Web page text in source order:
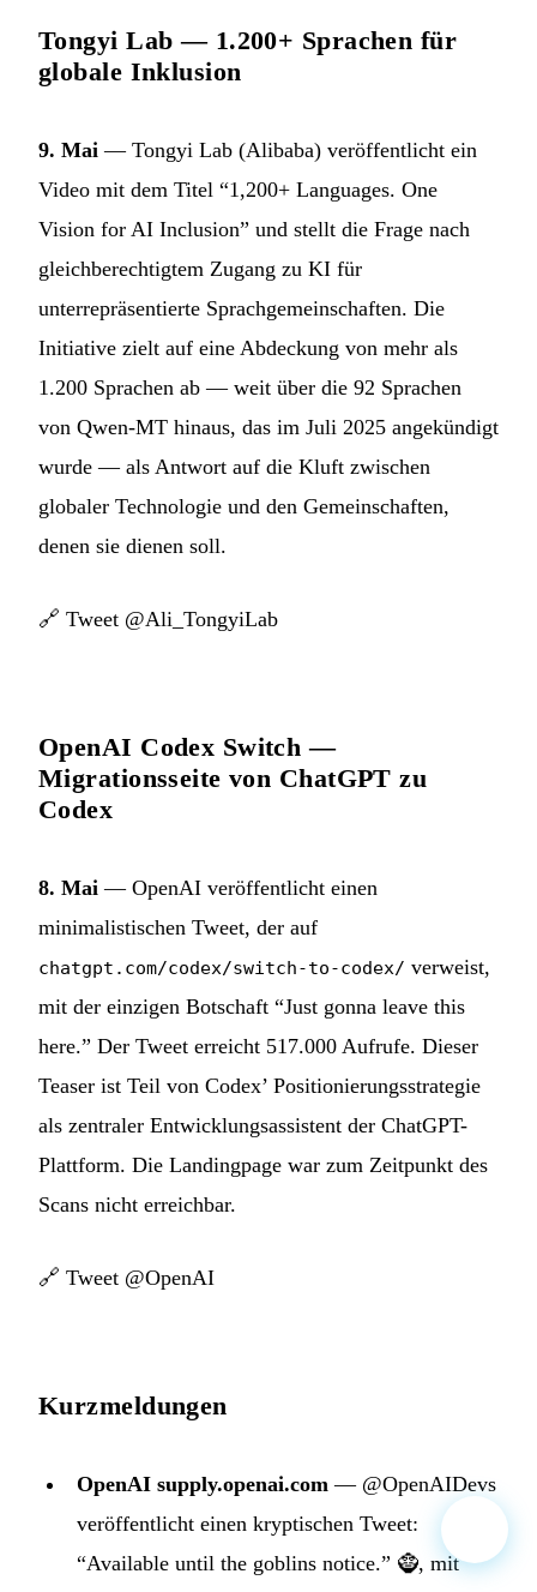
Tongyi Lab — 1.200+ Sprachen für
globale Inklusion
9. Mai — Tongyi Lab (Alibaba) veröffentlicht ein
Video mit dem Titel “1,200+ Languages. One
Vision for AI Inclusion” und stellt die Frage nach
gleichberechtigtem Zugang zu KI für
unterrepräsentierte Sprachgemeinschaften. Die
Initiative zielt auf eine Abdeckung von mehr als
1.200 Sprachen ab — weit über die 92 Sprachen
von Qwen-MT hinaus, das im Juli 2025 angekündigt
wurde — als Antwort auf die Kluft zwischen
globaler Technologie und den Gemeinschaften,
denen sie dienen soll.
🔗 Tweet @Ali_TongyiLab
OpenAI Codex Switch —
Migrationsseite von ChatGPT zu
Codex
8. Mai — OpenAI veröffentlicht einen
minimalistischen Tweet, der auf
chatgpt.com/codex/switch-to-codex/ verweist,
mit der einzigen Botschaft “Just gonna leave this
here.” Der Tweet erreicht 517.000 Aufrufe. Dieser
Teaser ist Teil von Codex’ Positionierungsstrategie
als zentraler Entwicklungsassistent der ChatGPT-
Plattform. Die Landingpage war zum Zeitpunkt des
Scans nicht erreichbar.
🔗 Tweet @OpenAI
Kurzmeldungen
OpenAI supply.openai.com — @OpenAIDevs
veröffentlicht einen kryptischen Tweet:
“Available until the goblins notice.” 🧌, mit